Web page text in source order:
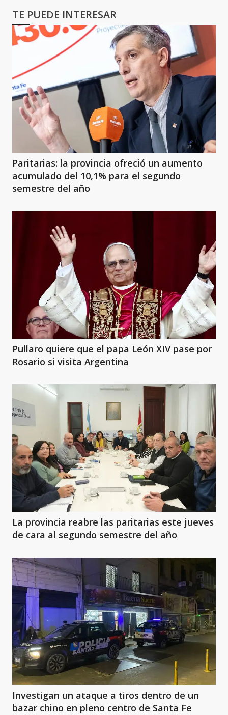
TE PUEDE INTERESAR
Paritarias: la provincia ofreció un aumento
acumulado del 10,1% para el segundo
semestre del año
Pullaro quiere que el papa León XIV pase por
Rosario si visita Argentina
La provincia reabre las paritarias este jueves
de cara al segundo semestre del año
Investigan un ataque a tiros dentro de un
bazar chino en pleno centro de Santa Fe